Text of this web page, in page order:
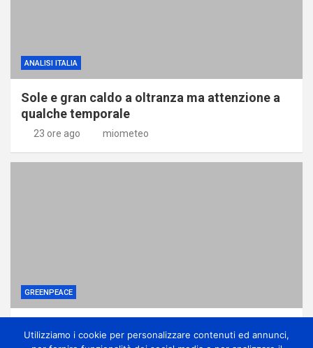
ANALISI ITALIA
Sole e gran caldo a oltranza ma attenzione a
qualche temporale
23 ore ago miometeo
GREENPEACE
contro la crisi climatica
Utilizziamo i cookie per personalizzare contenuti ed annunci,